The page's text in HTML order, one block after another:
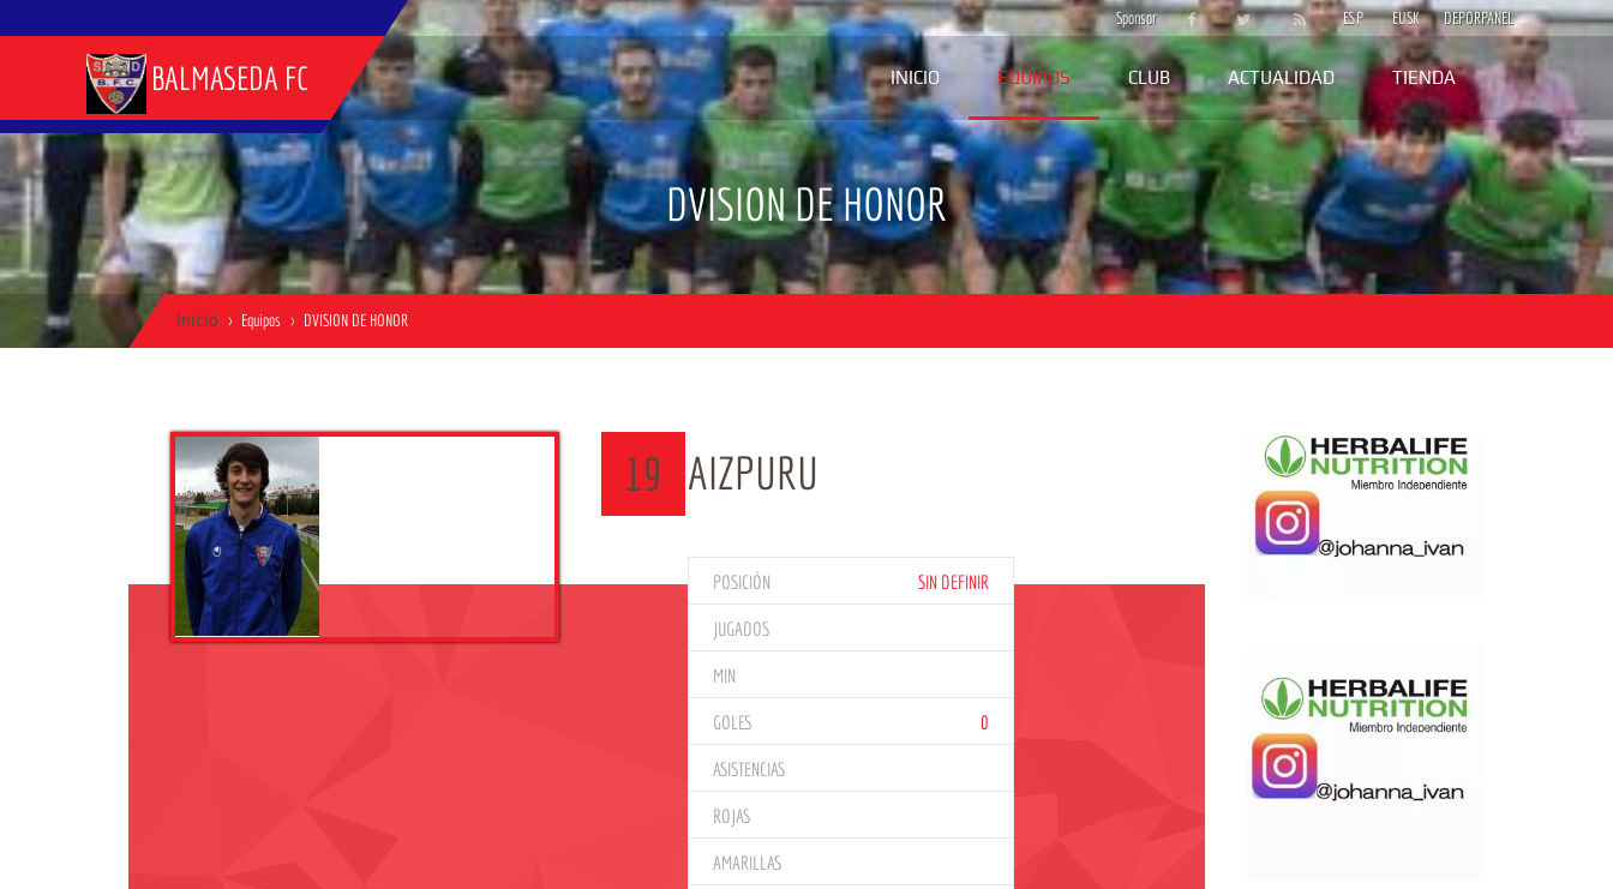
Sponsor ESP EUSK DEPORPANEL
BALMASEDA FC INICIO EQUIPOS CLUB ACTUALIDAD TIENDA
DVISION DE HONOR
Inicio Equipos DVISION DE HONOR
19 AIZPURU
POSICIÓN SIN DEFINIR
JUGADOS
MIN
GOLES 0
ASISTENCIAS
ROJAS
AMARILLAS